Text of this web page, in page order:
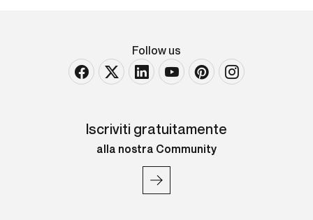
Follow us
Iscriviti gratuitamente
alla nostra Community